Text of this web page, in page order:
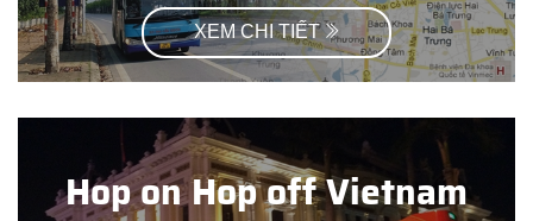
XEM CHI TIẾT
Hop on Hop off Vietnam